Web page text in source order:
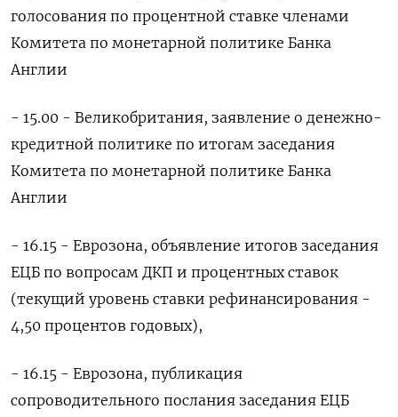
голосования по процентной ставке членами
Комитета по монетарной политике Банка
Англии
- 15.00 - Великобритания, заявление о денежно-
кредитной политике по итогам заседания
Комитета по монетарной политике Банка
Англии
- 16.15 - Еврозона, объявление итогов заседания
ЕЦБ по вопросам ДКП и процентных ставок
(текущий уровень ставки рефинансирования -
4,50 процентов годовых),
- 16.15 - Еврозона, публикация
сопроводительного послания заседания ЕЦБ